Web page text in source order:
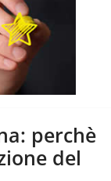
perchè
del